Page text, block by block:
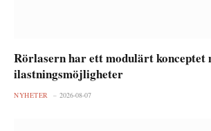
Rörlasern har ett modulärt konceptet
ilastningsmöjligheter
NYHETER 2026-08-07